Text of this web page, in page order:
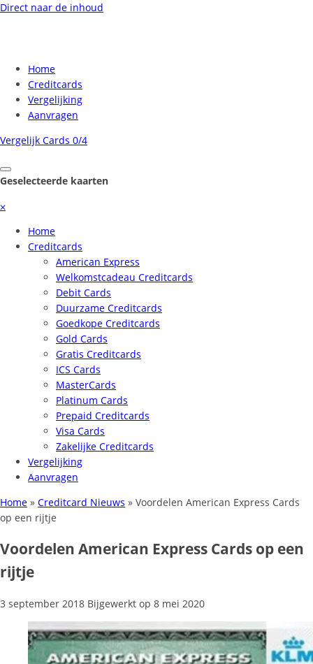
Direct naar de inhoud
Home
Creditcards
Vergelijking
Aanvragen
Vergelijk Cards 0/4
Geselecteerde kaarten
⨉
Home
Creditcards
American Express
Welkomstcadeau Creditcards
Debit Cards
Duurzame Creditcards
Goedkope Creditcards
Gold Cards
Gratis Creditcards
ICS Cards
MasterCards
Platinum Cards
Prepaid Creditcards
Visa Cards
Zakelijke Creditcards
Vergelijking
Aanvragen
Home » Creditcard Nieuws » Voordelen American Express Cards
op een rijtje
Voordelen American Express Cards op een
rijtje
3 september 2018 Bijgewerkt op 8 mei 2020